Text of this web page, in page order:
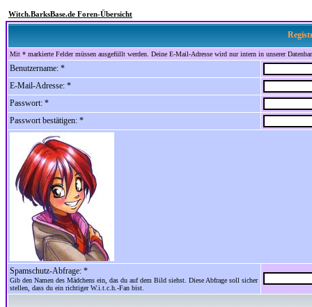
Witch.BarksBase.de Foren-Übersicht
Mit * markierte Felder müssen ausgefüllt werden. Deine E-Mail-Adresse wird nur intern in unserer
Benutzername: *
E-Mail-Adresse: *
Passwort: *
Passwort bestätigen: *
Spamschutz-Abfrage: *
Gib den Namen des Mädchens ein, das du auf dem Bild siehst. Diese Abfrage soll sicher
stellen, dass du ein richtiger W.i.t.c.h.-Fan bist.